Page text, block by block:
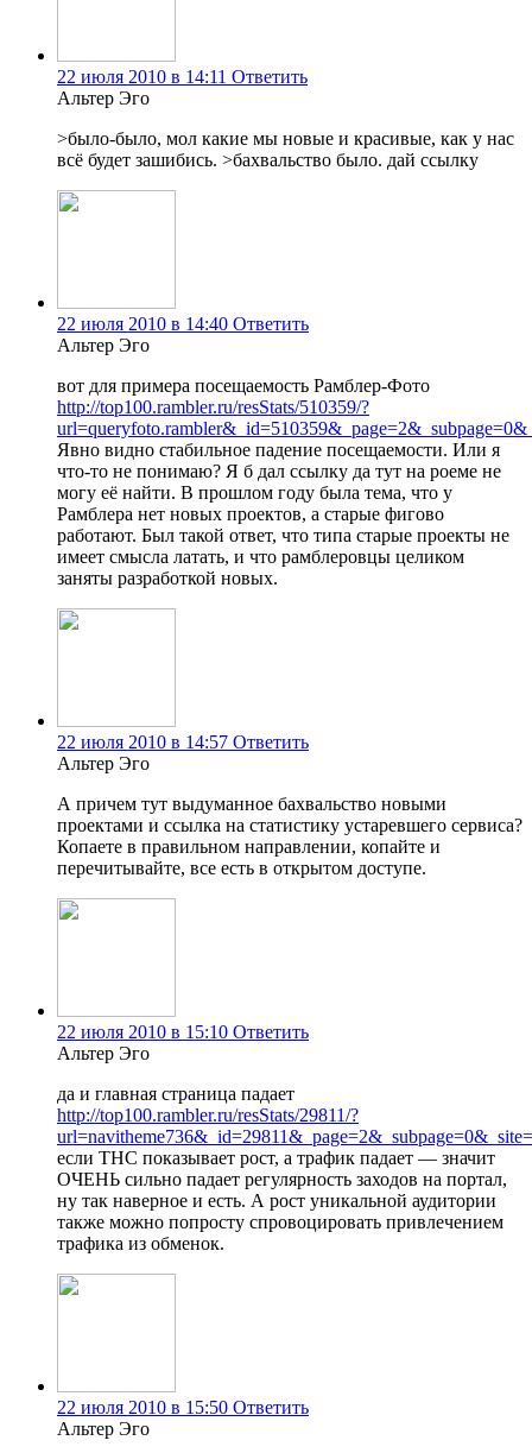
22 июля 2010 в 14:11 Ответить
Альтер Эго
>было-было, мол какие мы новые и красивые, как у нас
всё будет зашибись. >бахвальство было. дай ссылку
22 июля 2010 в 14:40 Ответить
Альтер Эго
вот для примера посещаемость Рамблер-Фото
http://top100.rambler.ru/resStats/510359/?
Явно видно стабильное падение посещаемости. Или я
что-то не понимаю? Я б дал ссылку да тут на роеме не
могу её найти. В прошлом году была тема, что у
Рамблера нет новых проектов, а старые фигово
работают. Был такой ответ, что типа старые проекты не
имеет смысла латать, и что рамблеровцы целиком
заняты разработкой новых.
22 июля 2010 в 14:57 Ответить
Альтер Эго
А причем тут выдуманное бахвальство новыми
проектами и ссылка на статистику устаревшего сервиса?
Копаете в правильном направлении, копайте и
перечитывайте, все есть в открытом доступе.
22 июля 2010 в 15:10 Ответить
Альтер Эго
да и главная страница падает
http://top100.rambler.ru/resStats/29811/?
если ТНС показывает рост, а трафик падает — значит
ОЧЕНЬ сильно падает регулярность заходов на портал,
ну так наверное и есть. А рост уникальной аудитории
также можно попросту спровоцировать привлечением
трафика из обменок.
22 июля 2010 в 15:50 Ответить
Альтер Эго